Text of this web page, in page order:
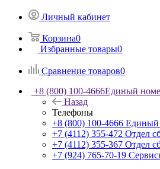
Личный кабинет
Корзина0
Избранные товары0
Сравнение товаров0
+8 (800) 100-4666Единый
Назад
Телефоны
+8 (800) 100-4666 Единый
+7 (4112) 355-472 Отдел
+7 (4112) 355-367 Отдел
+7 (924) 765-70-19